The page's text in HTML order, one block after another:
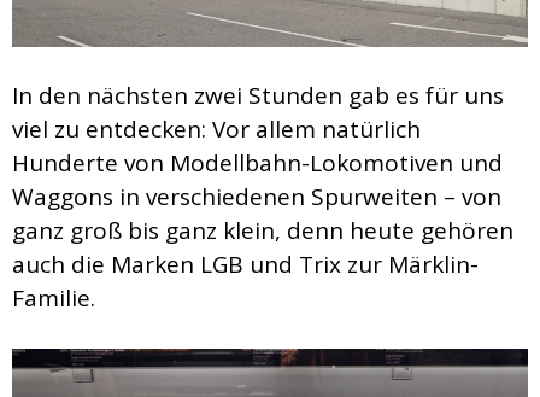
In den nächsten zwei Stunden gab es für uns
viel zu entdecken: Vor allem natürlich
Hunderte von Modellbahn-Lokomotiven und
Waggons in verschiedenen Spurweiten – von
ganz groß bis ganz klein, denn heute gehören
auch die Marken LGB und Trix zur Märklin-
Familie.